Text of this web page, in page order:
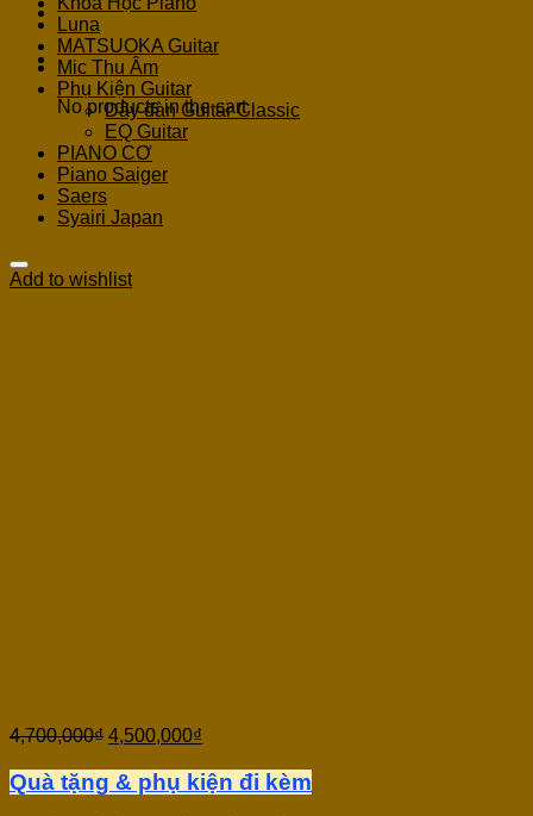
Cart
No products in the cart.
Luna
MATSUOKA Guitar
Mic Thu Âm
Phụ Kiện Guitar
Dây đàn Guitar Classic
EQ Guitar
PIANO CƠ
Piano Saiger
Saers
Syairi Japan
Add to wishlist
4,700,000₫ 4,500,000₫
Quà tặng & phụ kiện đi kèm